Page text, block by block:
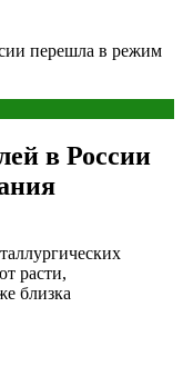
перешла в режим
в России
расти,
близка